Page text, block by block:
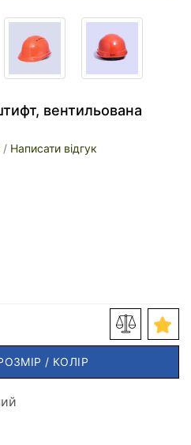
вентильована
/ Написати відгук
/ КОЛІР